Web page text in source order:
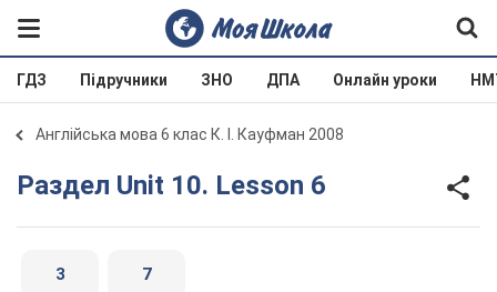
ГДЗ Підручники ЗНО ДПА Онлайн уроки
Англійська мова 6 клас К. І. Кауфман 2008
Раздел Unit 10. Lesson 6
3 7